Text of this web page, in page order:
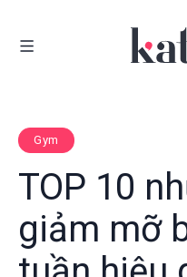
Gym
TOP 10
giảm mỡ